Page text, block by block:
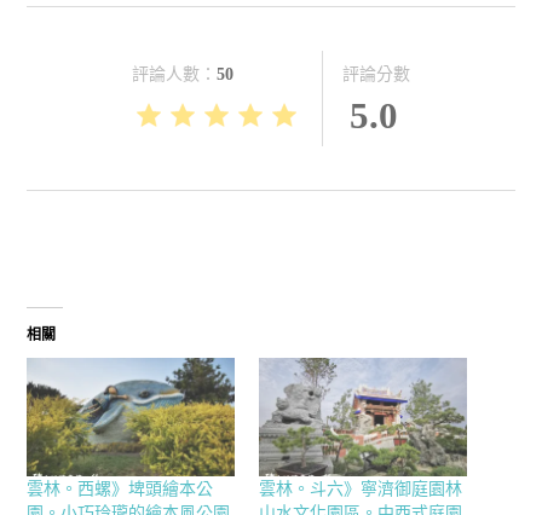
評論人數： 50 評論分數
5.0
相關
雲林。西螺》埤頭繪本公
雲林。斗六》寧濟御庭園林